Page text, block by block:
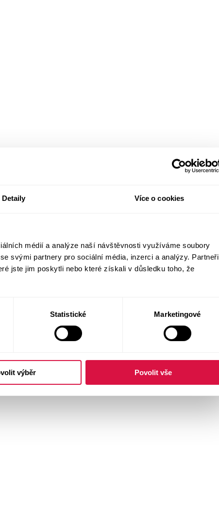
Detaily Více o cookies
médií a analýze naší návštěvnosti využíváme soubory
svými partnery pro sociální média, inzerci a analýzy. Partneři
jste jim poskytli nebo které získali v důsledku toho, že
Statistické Marketingové
výběr Povolit vše